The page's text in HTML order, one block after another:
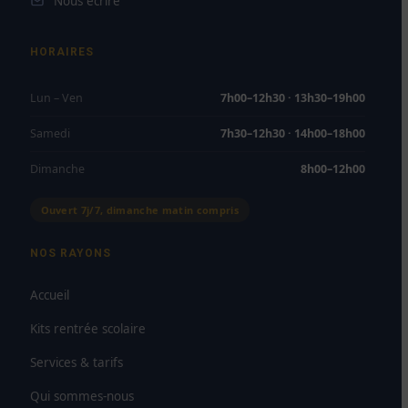
HORAIRES
Lun – Ven 7h00–12h30 · 13h30–19h00
Samedi 7h30–12h30 · 14h00–18h00
Dimanche 8h00–12h00
Ouvert 7j/7, dimanche matin compris
NOS RAYONS
Accueil
Kits rentrée scolaire
Services & tarifs
Qui sommes-nous